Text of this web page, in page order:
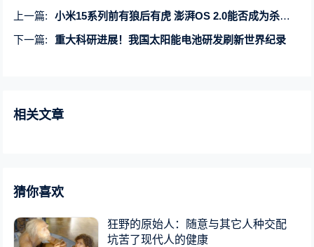
上一篇:
小米15系列前有狼后有虎 澎湃OS 2.0能否成为杀手锏
下一篇:
重大科研进展！我国太阳能电池研发刷新世界纪录
相关文章
猜你喜欢
狂野的原始人：随意与其它人种交配
坑苦了现代人的健康